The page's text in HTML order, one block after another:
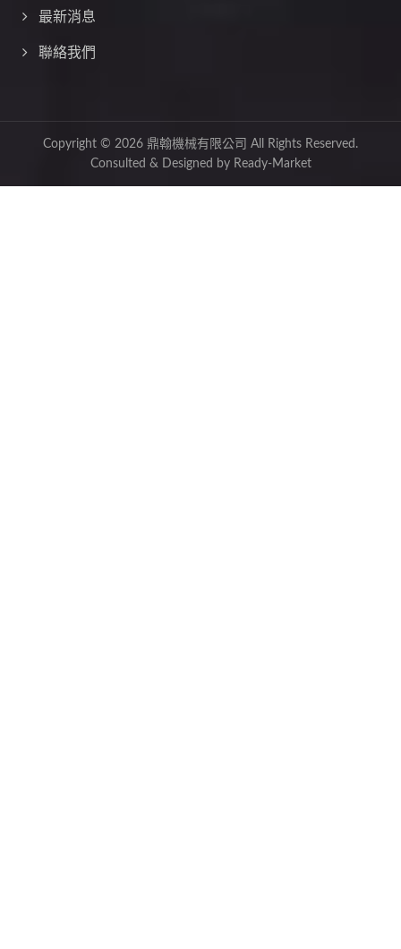
最新消息
聯絡我們
Copyright © 2026 鼎翰機械有限公司 All Rights Reserved.
Consulted & Designed by Ready-Market